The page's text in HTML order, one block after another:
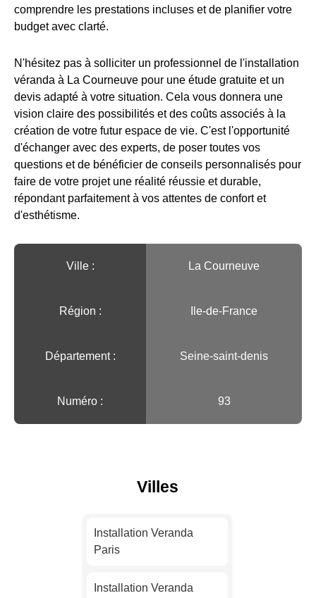
comprendre les prestations incluses et de planifier votre
budget avec clarté.
N'hésitez pas à solliciter un professionnel de l'installation
véranda à La Courneuve pour une étude gratuite et un
devis adapté à votre situation. Cela vous donnera une
vision claire des possibilités et des coûts associés à la
création de votre futur espace de vie. C'est l'opportunité
d'échanger avec des experts, de poser toutes vos
questions et de bénéficier de conseils personnalisés pour
faire de votre projet une réalité réussie et durable,
répondant parfaitement à vos attentes de confort et
d'esthétisme.
Ville :️ La Courneuve
Région :️ Ile-de-France
Département : Seine-saint-denis
Numéro : 93
Villes
Installation Veranda
Paris
Installation Veranda